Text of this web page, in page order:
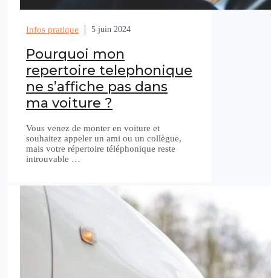
Infos pratique 5 juin 2024
Pourquoi mon
repertoire telephonique
ne s’affiche pas dans
ma voiture ?
Vous venez de monter en voiture et
souhaitez appeler un ami ou un collègue,
mais votre répertoire téléphonique reste
introuvable …